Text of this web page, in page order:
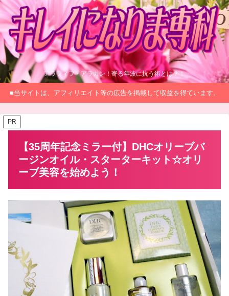
アラフィフ・アラカン！寄る年波に抗う術とは？！
■当サイトは、アフィリエイト等の広告を掲載して収益を得ています。
PR
【35周年記念ミラー付】DHCオリーブバ
ージンオイル・スターターキット☆オリ
ーブ美容を始めよう！